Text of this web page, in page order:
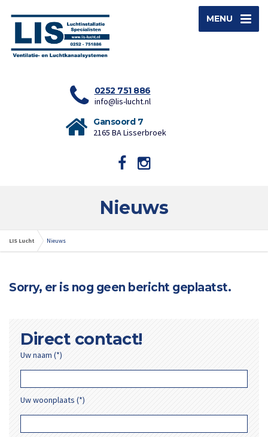
MENU
0252 751 886
info@lis-lucht.nl
Gansoord 7
2165 BA Lisserbroek
Nieuws
LIS Lucht Nieuws
Sorry, er is nog geen bericht geplaatst.
Direct contact!
Uw naam (*)
Uw woonplaats (*)